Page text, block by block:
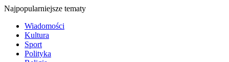
Najpopularniejsze tematy
Wiadomości
Kultura
Sport
Polityka